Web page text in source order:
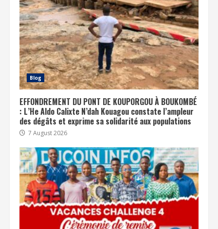
Blog
EFFONDREMENT DU PONT DE KOUPORGOU À BOUKOMBÉ
: L’He Aldo Calixte N’dah Kouagou constate l’ampleur
des dégâts et exprime sa solidarité aux populations
7 August 2026